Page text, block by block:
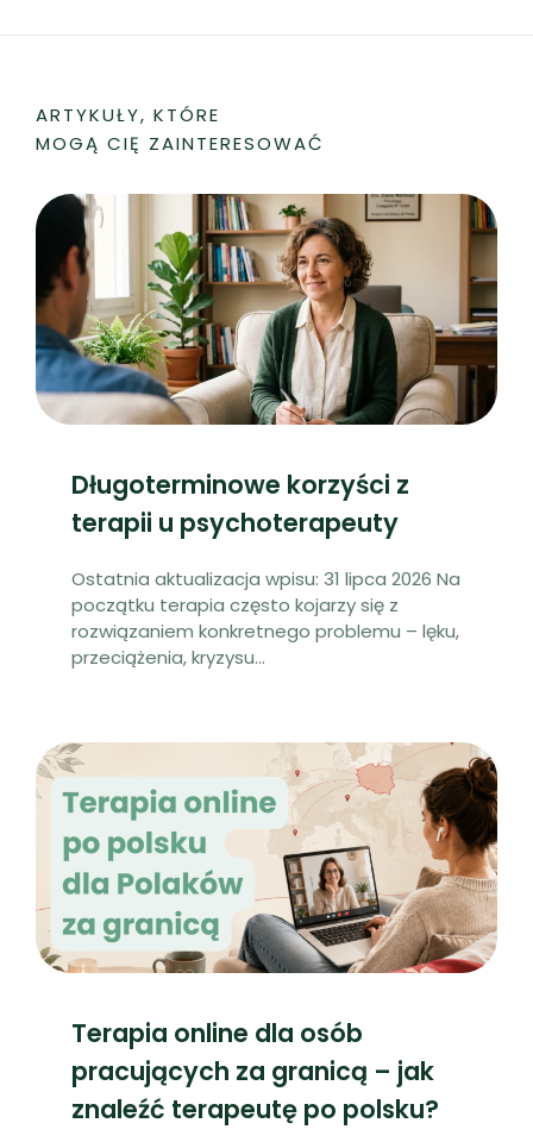
ARTYKUŁY, KTÓRE
MOGĄ CIĘ ZAINTERESOWAĆ
Długoterminowe korzyści z
terapii u psychoterapeuty
Ostatnia aktualizacja wpisu: 31 lipca 2026 Na
początku terapia często kojarzy się z
rozwiązaniem konkretnego problemu – lęku,
przeciążenia, kryzysu...
Terapia online dla osób
pracujących za granicą – jak
znaleźć terapeutę po polsku?